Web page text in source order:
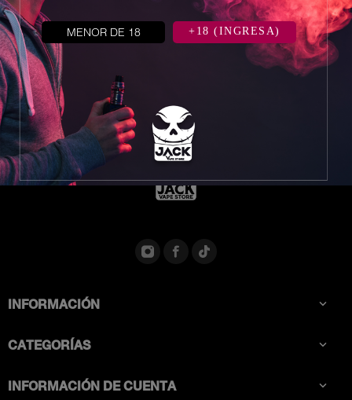
MENOR DE 18 +18 (INGRESA)
 
INFORMACIÓN 
CATEGORÍAS 
INFORMACIÓN DE CUENTA 